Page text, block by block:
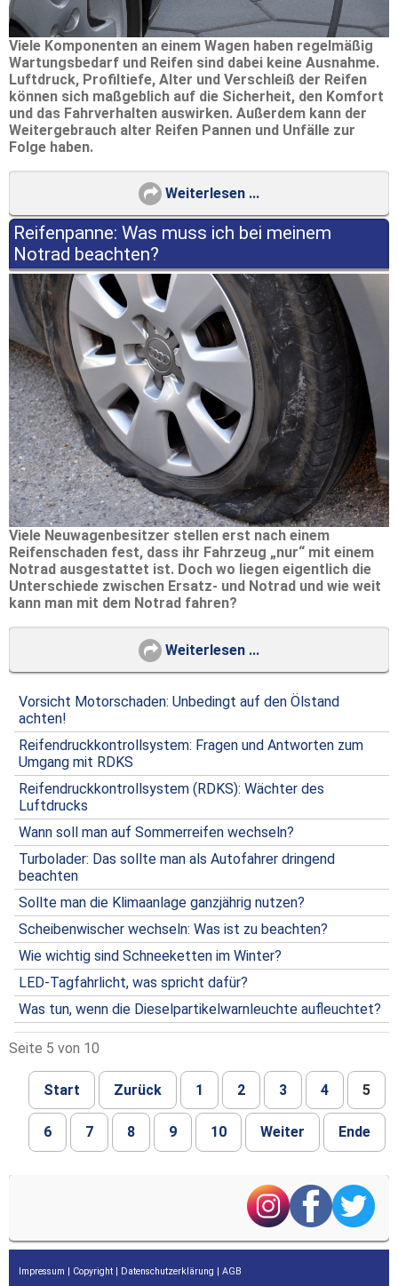
Viele Komponenten an einem Wagen haben regelmäßig
Wartungsbedarf und Reifen sind dabei keine Ausnahme.
Luftdruck, Profiltiefe, Alter und Verschleiß der Reifen
können sich maßgeblich auf die Sicherheit, den Komfort
und das Fahrverhalten auswirken. Außerdem kann der
Weitergebrauch alter Reifen Pannen und Unfälle zur
Folge haben.
Weiterlesen ...
Reifenpanne: Was muss ich bei meinem
Notrad beachten?
Viele Neuwagenbesitzer stellen erst nach einem
Reifenschaden fest, dass ihr Fahrzeug „nur“ mit einem
Notrad ausgestattet ist. Doch wo liegen eigentlich die
Unterschiede zwischen Ersatz- und Notrad und wie weit
kann man mit dem Notrad fahren?
Weiterlesen ...
Vorsicht Motorschaden: Unbedingt auf den Ölstand
achten!
Reifendruckkontrollsystem: Fragen und Antworten zum
Umgang mit RDKS
Reifendruckkontrollsystem (RDKS): Wächter des
Luftdrucks
Wann soll man auf Sommerreifen wechseln?
Turbolader: Das sollte man als Autofahrer dringend
beachten
Sollte man die Klimaanlage ganzjährig nutzen?
Scheibenwischer wechseln: Was ist zu beachten?
Wie wichtig sind Schneeketten im Winter?
LED-Tagfahrlicht, was spricht dafür?
Was tun, wenn die Dieselpartikelwarnleuchte aufleuchtet?
Seite 5 von 10
Start Zurück 1 2 3 4 5
6 7 8 9 10 Weiter Ende
Impressum | Copyright | Datenschutzerklärung | AGB